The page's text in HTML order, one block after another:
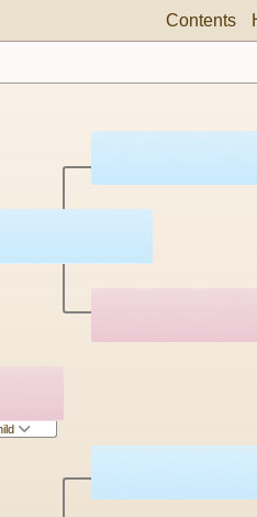
Contents